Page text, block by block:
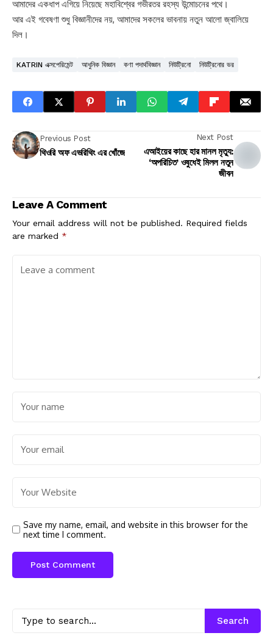
আমাদের একধাপ এগিয়ে নিয়েছে মহাবিশ্বের গভীরতর রহস্য উন্মোচনের পথে।
আর এই গবেষণা শুধু বিজ্ঞানীদের নয়, আমাদের সকলের ভাবনায় নতুন আলো জ্বালিয়ে
দিল।
KATRIN এক্সপেরিমেন্ট আধুনিক বিজ্ঞান কণা পদার্থবিজ্ঞান নিউট্রিনো নিউট্রিনোর ভর
Previous Post
থিওরি অফ এভরিথিং এর খোঁজে
Next Post
এআইয়ের কাছে হার মানল মৃত্যু:
‘অপরিচিত’ ওষুধেই মিলল নতুন
জীবন
Leave A Comment
Your email address will not be published. Required fields
are marked *
Save my name, email, and website in this browser for the
next time I comment.
Search